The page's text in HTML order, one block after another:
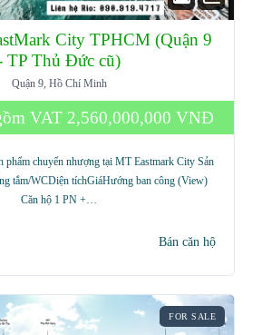
City TPHCM (Quận 9
TP Thủ Đức cũ)
Quận 9, Hồ Chí Minh
VAT 2,560,000,000 VNĐ
phẩm chuyển nhượng tại MT Eastmark City Sản
tắm/WCDiện tíchGiáHướng ban công (View)
Căn hộ 1 PN +…
Bán căn hộ
FOR SALE